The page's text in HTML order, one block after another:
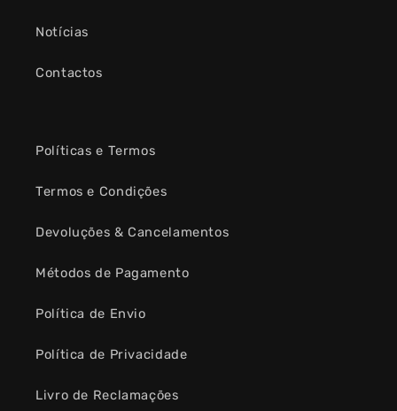
Notícias
Contactos
Políticas e Termos
Termos e Condições
Devoluções & Cancelamentos
Métodos de Pagamento
Política de Envio
Política de Privacidade
Livro de Reclamações